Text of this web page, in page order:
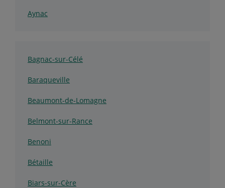
Aynac
Bagnac-sur-Célé
Baraqueville
Beaumont-de-Lomagne
Belmont-sur-Rance
Benoni
Bétaille
Biars-sur-Cère